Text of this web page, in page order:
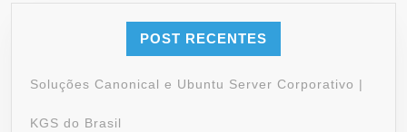
POST RECENTES
Soluções Canonical e Ubuntu Server Corporativo |
KGS do Brasil